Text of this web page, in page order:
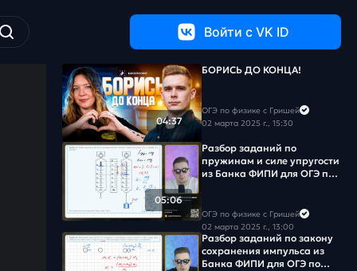
Войти c VK ID
04:37
БОРИСЬ ДО КОНЦА!
ОГЭ по физике с Гришей
02 марта 2025 г., 15:30
05:06
Разбор заданий по
пружинам и силе упругости
из Банка ФИПИ для ОГЭ по
ОГЭ по физике с Гришей
02 марта 2025 г., 13:00
Разбор заданий по закону
сохранения импульса из
Банка ФИПИ для ОГЭ по